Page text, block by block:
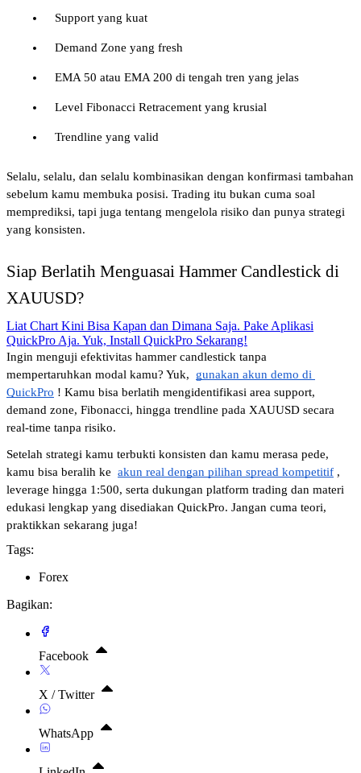
Support yang kuat
Demand Zone yang fresh
EMA 50 atau EMA 200 di tengah tren yang jelas
Level Fibonacci Retracement yang krusial
Trendline yang valid
Selalu, selalu, dan selalu kombinasikan dengan konfirmasi tambahan
sebelum kamu membuka posisi. Trading itu bukan cuma soal
memprediksi, tapi juga tentang mengelola risiko dan punya strategi
yang konsisten.
Siap Berlatih Menguasai Hammer Candlestick di
XAUUSD?
Liat Chart Kini Bisa Kapan dan Dimana Saja. Pake Aplikasi
QuickPro Aja. Yuk, Install QuickPro Sekarang!
Ingin menguji efektivitas hammer candlestick tanpa
mempertaruhkan modal kamu? Yuk,
gunakan akun demo di
QuickPro ! Kamu bisa berlatih mengidentifikasi area support,
demand zone, Fibonacci, hingga trendline pada XAUUSD secara
real-time tanpa risiko.
Setelah strategi kamu terbukti konsisten dan kamu merasa pede,
kamu bisa beralih ke akun real dengan pilihan spread kompetitif ,
leverage hingga 1:500, serta dukungan platform trading dan materi
edukasi lengkap yang disediakan QuickPro. Jangan cuma teori,
praktikkan sekarang juga!
Tags:
Forex
Bagikan:
Facebook
X / Twitter
WhatsApp